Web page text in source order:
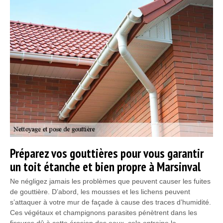
Préparez vos gouttières pour vous garantir
un toit étanche et bien propre à Marsinval
Ne négligez jamais les problèmes que peuvent causer les fuites
de gouttière. D’abord, les mousses et les lichens peuvent
s’attaquer à votre mur de façade à cause des traces d’humidité.
Ces végétaux et champignons parasites pénètrent dans les